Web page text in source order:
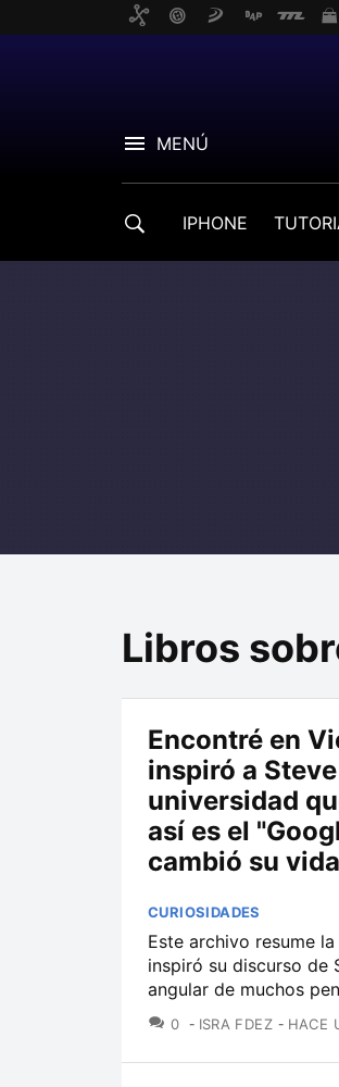
MENÚ
IPHONE
Libros
Encontré en
inspiró a
universidad
así es el
cambió su vida
CURIOSIDADES
Este archivo resume
inspiró su discurso de
angular de muchos
0 COMENTARIOS
ISRA FDEZ HACE